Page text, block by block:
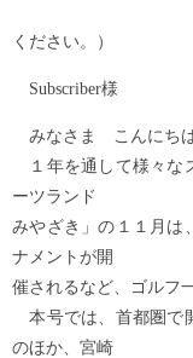
（このメール
ください。）
Subscriber様
みなさま こんにちは
１年を通して様々な
ーツランド
みやざき」の１１月は
ナメントが開
催されるなど、ゴルフ
本号では、首都圏で
のほか、宮崎